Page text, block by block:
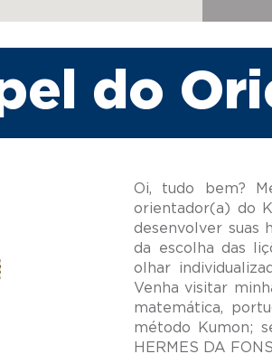
do
Oi, tudo bem?
orientador(a) do
desenvolver suas
da escolha das
olhar
Venha visitar
matemática,
método Kumon;